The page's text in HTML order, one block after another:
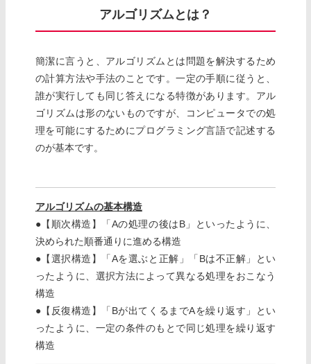
アルゴリズムとは？
簡潔に言うと、アルゴリズムとは問題を解決するため
の計算方法や手法のことです。一定の手順に従うと、
誰が実行しても同じ答えになる特徴があります。アル
ゴリズムは形のないものですが、コンピュータでの処
理を可能にするためにプログラミング言語で記述する
のが基本です。
アルゴリズムの基本構造
●【順次構造】「Aの処理の後はB」といったように、
決められた順番通りに進める構造
●【選択構造】「Aを選ぶと正解」「Bは不正解」とい
ったように、選択方法によって異なる処理をおこなう
構造
●【反復構造】「Bが出てくるまでAを繰り返す」とい
ったように、一定の条件のもとで同じ処理を繰り返す
構造